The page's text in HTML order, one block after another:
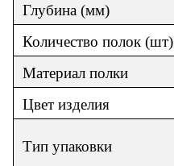
Глубина (мм)
Количество полок (шт)
Материал полки
Цвет изделия
Тип упаковки